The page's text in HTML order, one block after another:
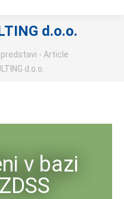
d.o.o.
predstavi - Article
d.o.o.
v bazi